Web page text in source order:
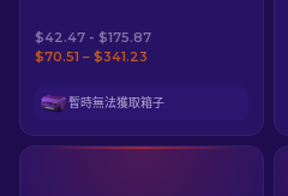
$42.47 - $175.87
$70.51 – $341.23
暫時無法獲取箱子